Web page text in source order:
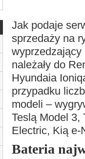
Jak podaje
sprzedaży na
należały do
Hyundaia
przypadku
modeli –
Teslą Model 3,
Electric, Kią e-
Bateria